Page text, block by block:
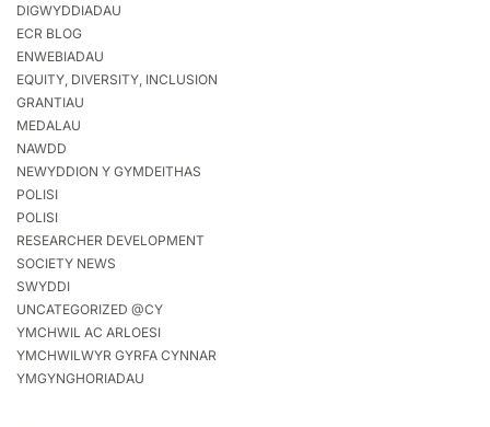
DIGWYDDIADAU
ECR BLOG
ENWEBIADAU
EQUITY, DIVERSITY, INCLUSION
GRANTIAU
MEDALAU
NAWDD
NEWYDDION Y GYMDEITHAS
POLISI
POLISI
RESEARCHER DEVELOPMENT
SOCIETY NEWS
SWYDDI
UNCATEGORIZED @CY
YMCHWIL AC ARLOESI
YMCHWILWYR GYRFA CYNNAR
YMGYNGHORIADAU